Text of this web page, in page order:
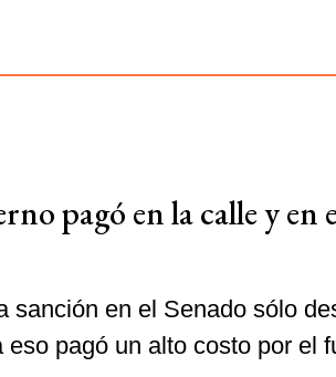
pagó en la calle y en
sanción en el Senado sólo
pagó un alto costo por el